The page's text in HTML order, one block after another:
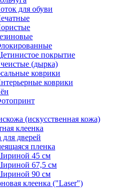
для обуви
покрытие
(дырка)
коврики
коврики
(искусственная кожа)
клеенка
дверей
пленка
45 см
67,5 см
90 см
клеенка ("Laser")